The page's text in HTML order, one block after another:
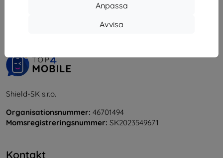
Anpassa
Avvisa
Shield-SK s.r.o.
Organisationsnummer: 46701494
Momsregistreringsnummer: SK2023549671
Kontakt